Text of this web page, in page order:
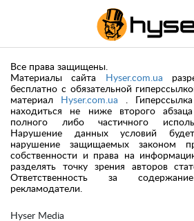
Hyser Media
Все права защищены.
Материалы сайта
Hyser.com.ua
бесплатно с обязательной
материал
Hyser.com.ua .
находиться не ниже второго
полного либо частичного
Нарушение данных условий
нарушение защищаемых законом
собственности и права на
разделять точку зрения авторов
Ответственность за
рекламодатели.